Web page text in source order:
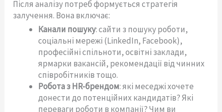
Після аналізу потреб формується стратегія
залучення. Вона включає:
Канали пошуку: сайти з пошуку роботи,
соціальні мережі (LinkedIn, Facebook),
професійні спільноти, освітні заклади,
ярмарки вакансій, рекомендації від чинних
співробітників тощо.
Робота з HR-брендом: які меседжі хочете
донести до потенційних кандидатів? Які
переваги роботи в компанії? Чим ви